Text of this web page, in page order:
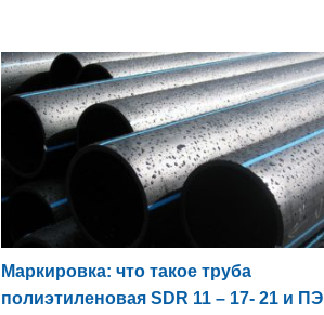
Маркировка: что такое труба
полиэтиленовая SDR 11 – 17- 21 и ПЭ